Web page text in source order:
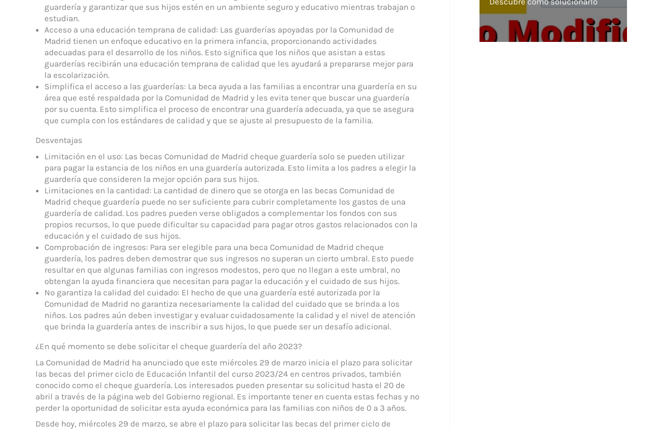
guardería y garantizar que sus hijos estén en un ambiente seguro y educativo mientras trabajan o
estudian.
Acceso a una educación temprana de calidad: Las guarderías apoyadas por la Comunidad de
Madrid tienen un enfoque educativo en la primera infancia, proporcionando actividades
adecuadas para el desarrollo de los niños. Esto significa que los niños que asistan a estas
guarderías recibirán una educación temprana de calidad que les ayudará a prepararse mejor para
la escolarización.
Simplifica el acceso a las guarderías: La beca ayuda a las familias a encontrar una guardería en su
área que esté respaldada por la Comunidad de Madrid y les evita tener que buscar una guardería
por su cuenta. Esto simplifica el proceso de encontrar una guardería adecuada, ya que se asegura
que cumpla con los estándares de calidad y que se ajuste al presupuesto de la familia.
Desventajas
Limitación en el uso: Las becas Comunidad de Madrid cheque guardería solo se pueden utilizar
para pagar la estancia de los niños en una guardería autorizada. Esto limita a los padres a elegir la
guardería que consideren la mejor opción para sus hijos.
Limitaciones en la cantidad: La cantidad de dinero que se otorga en las becas Comunidad de
Madrid cheque guardería puede no ser suficiente para cubrir completamente los gastos de una
guardería de calidad. Los padres pueden verse obligados a complementar los fondos con sus
propios recursos, lo que puede dificultar su capacidad para pagar otros gastos relacionados con la
educación y el cuidado de sus hijos.
Comprobación de ingresos: Para ser elegible para una beca Comunidad de Madrid cheque
guardería, los padres deben demostrar que sus ingresos no superan un cierto umbral. Esto puede
resultar en que algunas familias con ingresos modestos, pero que no llegan a este umbral, no
obtengan la ayuda financiera que necesitan para pagar la educación y el cuidado de sus hijos.
No garantiza la calidad del cuidado: El hecho de que una guardería esté autorizada por la
Comunidad de Madrid no garantiza necesariamente la calidad del cuidado que se brinda a los
niños. Los padres aún deben investigar y evaluar cuidadosamente la calidad y el nivel de atención
que brinda la guardería antes de inscribir a sus hijos, lo que puede ser un desafío adicional.
¿En qué momento se debe solicitar el cheque guardería del año 2023?
La Comunidad de Madrid ha anunciado que este miércoles 29 de marzo inicia el plazo para solicitar
las becas del primer ciclo de Educación Infantil del curso 2023/24 en centros privados, también
conocido como el cheque guardería. Los interesados pueden presentar su solicitud hasta el 20 de
abril a través de la página web del Gobierno regional. Es importante tener en cuenta estas fechas y no
perder la oportunidad de solicitar esta ayuda económica para las familias con niños de 0 a 3 años.
Desde hoy, miércoles 29 de marzo, se abre el plazo para solicitar las becas del primer ciclo de